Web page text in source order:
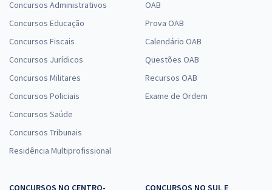
Concursos Administrativos
Concursos Educação
Concursos Fiscais
Concursos Jurídicos
Concursos Militares
Concursos Policiais
Concursos Saúde
Concursos Tribunais
Residência Multiprofissional
OAB
Prova OAB
Calendário OAB
Questões OAB
Recursos OAB
Exame de Ordem
CONCURSOS NO CENTRO-
CONCURSOS NO SUL E